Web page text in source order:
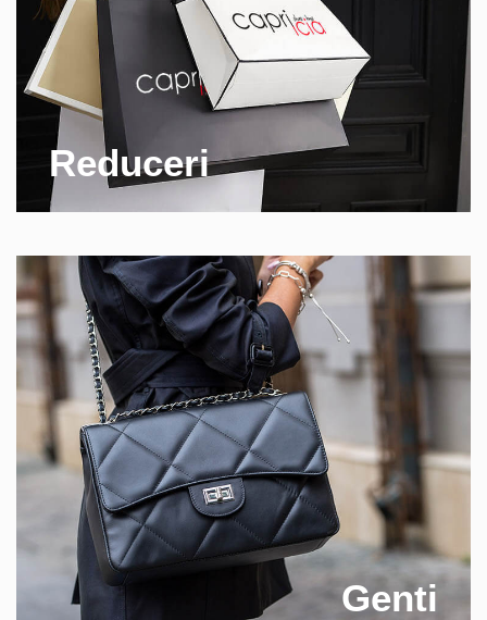
Reduceri
Genti